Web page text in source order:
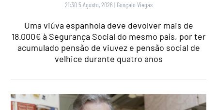
21:30 5 Agosto, 2026 | Gonçalo Viegas
Uma viúva espanhola deve devolver mais de
18.000€ à Segurança Social do mesmo país, por ter
acumulado pensão de viuvez e pensão social de
velhice durante quatro anos